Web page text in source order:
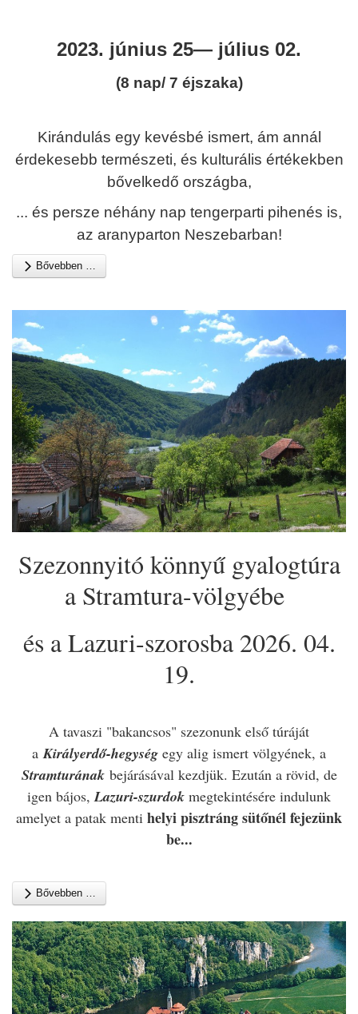
2023. június 25— július 02.
(8 nap/ 7 éjszaka)
Kirándulás egy kevésbé ismert, ám annál
érdekesebb természeti, és kulturális értékekben
bővelkedő országba,
... és persze néhány nap tengerparti pihenés is,
az aranyparton Neszebarban!
Bővebben …
Szezonnyitó könnyű gyalogtúra
a Stramtura-völgyébe
és a Lazuri-szorosba 2026. 04.
19.
A tavaszi "bakancsos" szezonunk első túráját
aKirályerdő-hegység egy alig ismert völgyének, a
Stramturánakbejárásával kezdjük. Ezután a rövid, de
igen bájos,Lazuri-szurdok megtekintésére indulunk
amelyet a patak menti helyi pisztráng sütőnél fejezünk
be...
Bővebben …